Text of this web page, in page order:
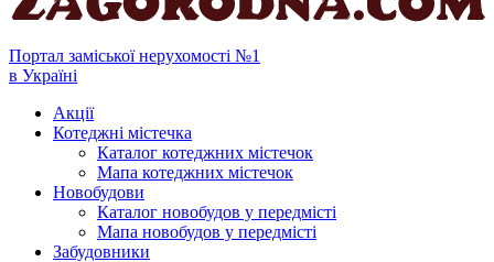
Портал заміської нерухомості №1
в Україні
Акції
Котеджні містечка
Каталог котеджних містечок
Мапа котеджних містечок
Новобудови
Каталог новобудов у передмісті
Мапа новобудов у передмісті
Забудовники